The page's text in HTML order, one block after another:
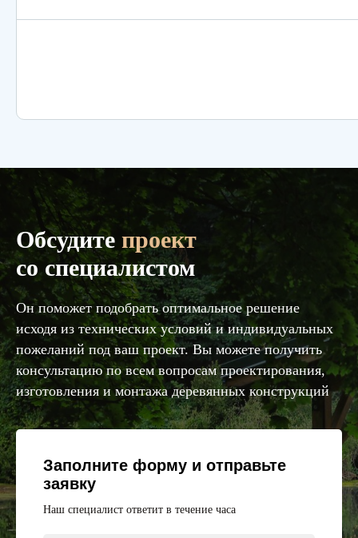
Обсудите проект
со специалистом
Он поможет подобрать оптимальное решение
исходя из технических условий и индивидуальных
пожеланий под ваш проект. Вы можете получить
консультацию по всем вопросам проектирования,
изготовления и монтажа деревянных конструкций
Заполните форму и отправьте
заявку
Наш специалист ответит в течение часа